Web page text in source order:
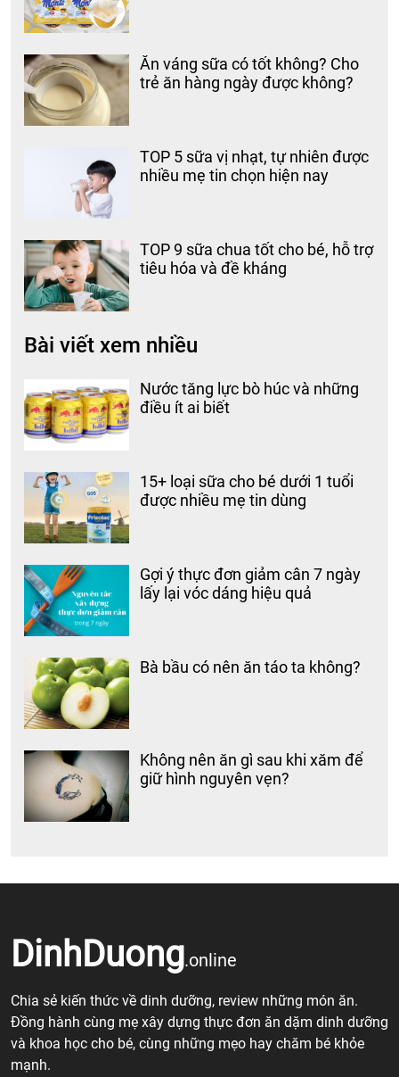
Ăn váng sữa có tốt không? Cho
trẻ ăn hàng ngày được không?
TOP 5 sữa vị nhạt, tự nhiên được
nhiều mẹ tin chọn hiện nay
TOP 9 sữa chua tốt cho bé, hỗ trợ
tiêu hóa và đề kháng
Bài viết xem nhiều
Nước tăng lực bò húc và những
điều ít ai biết
15+ loại sữa cho bé dưới 1 tuổi
được nhiều mẹ tin dùng
Gợi ý thực đơn giảm cân 7 ngày
lấy lại vóc dáng hiệu quả
Bà bầu có nên ăn táo ta không?
Không nên ăn gì sau khi xăm để
giữ hình nguyên vẹn?
DinhDuong.online
Chia sẻ kiến thức về dinh dưỡng, review những món ăn.
Đồng hành cùng mẹ xây dựng thực đơn ăn dặm dinh dưỡng
và khoa học cho bé, cùng những mẹo hay chăm bé khỏe
mạnh.